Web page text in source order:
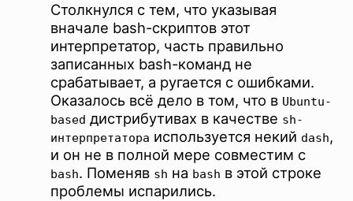
Столкнулся с тем, что указывая
вначале bash-скриптов этот
интерпретатор, часть правильно
записанных bash-команд не
срабатывает, а ругается с ошибками.
Оказалось всё дело в том, что в Ubuntu-
based дистрибутивах в качестве sh-
интерпретатора используется некий dash,
и он не в полной мере совместим с
bash. Поменяв sh на bash в этой строке
проблемы испарились.